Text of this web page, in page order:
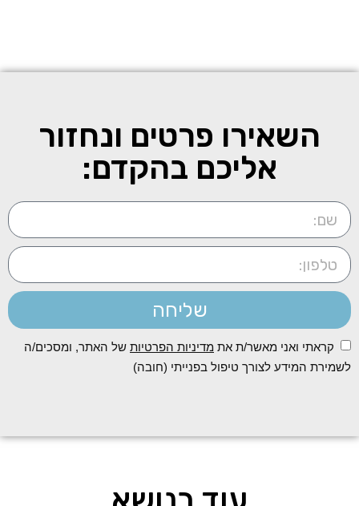
השאירו פרטים ונחזור
אליכם בהקדם:
שליחה
קראתי ואני מאשר/ת את מדיניות הפרטיות של האתר, ומסכים/ה
לשמירת המידע לצורך טיפול בפנייתי (חובה)